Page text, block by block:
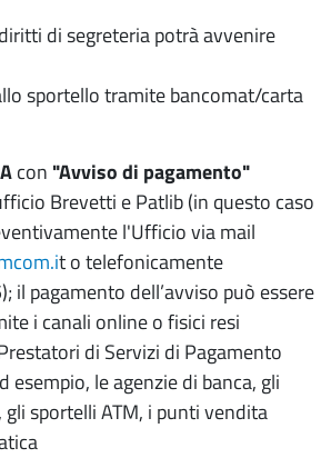
di segreteria potrà avvenire
sportello tramite bancomat/carta
con "Avviso di pagamento"
Brevetti e Patlib (in questo caso
l'Ufficio via mail
t o telefonicamente
il pagamento dell’avviso può essere
i canali online o fisici resi
di Servizi di Pagamento
esempio, le agenzie di banca, gli
sportelli ATM, i punti vendita